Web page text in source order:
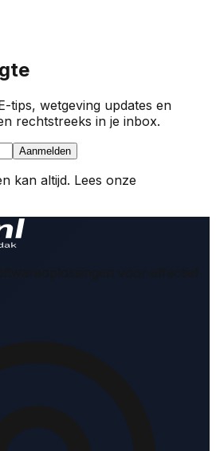
tips, wetgeving updates en
rechtstreeks in je inbox.
Aanmelden
kan altijd. Lees onze